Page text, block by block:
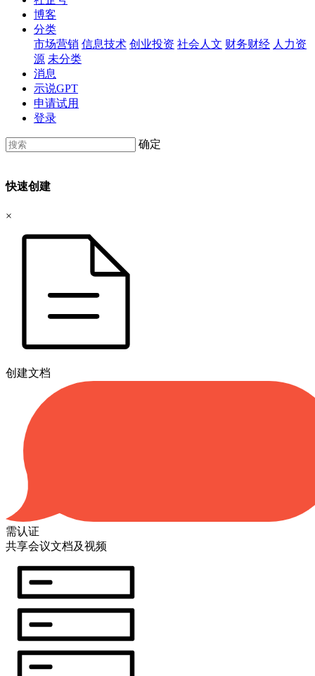
博客
分类
市场营销 信息技术 创业投资 社会人文 财务财经 人力资
源 未分类
消息
示说GPT
申请试用
登录
确定
快速创建
×
创建文档
需认证
共享会议文档及视频